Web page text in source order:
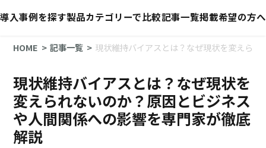
導入事例を探す製品カテゴリーで比較記事一覧掲載希望の方へ
HOME 記事一覧 現状維持バイアスとは？なぜ現状を変えら
現状維持バイアスとは？なぜ現状を
変えられないのか？原因とビジネス
や人間関係への影響を専門家が徹底
解説